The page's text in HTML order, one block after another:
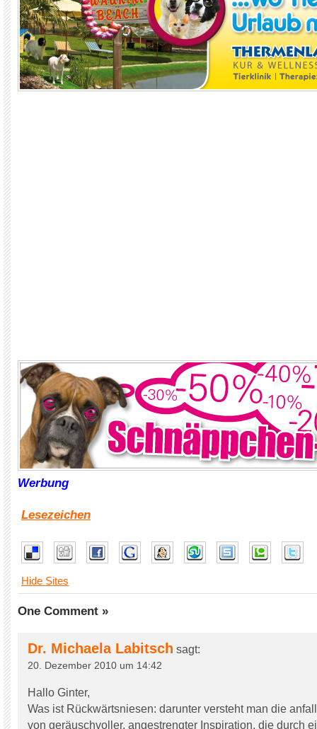
Werbung
Lesezeichen
Hide Sites
One Comment »
Dr. Michaela Labitsch sagt:
20. Dezember 2010 um 14:42
Hallo Ginter,
Was ist Rückwärtsniesen: darunter versteht man die
von geräuschvoller, angestrengter Inspiration, die durch